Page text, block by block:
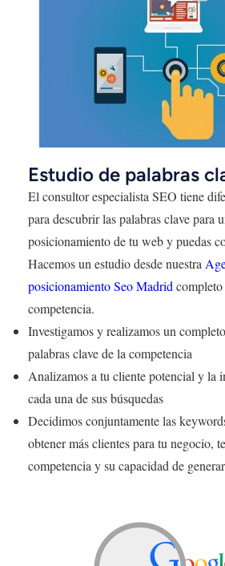
Estudio de palabras
El consultor especialista SEO tiene
para descubrir las palabras clave para
posicionamiento de tu web y puedas
Hacemos un estudio desde nuestra
posicionamiento Seo Madrid
competencia.
Investigamos y realizamos un
palabras clave de la competencia
Analizamos a tu cliente potencial y la
cada una de sus búsquedas
Decidimos conjuntamente las
obtener más clientes para tu negocio,
competencia y su capacidad de